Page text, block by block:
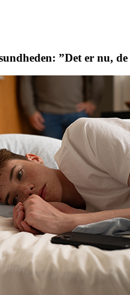
”Det er nu,